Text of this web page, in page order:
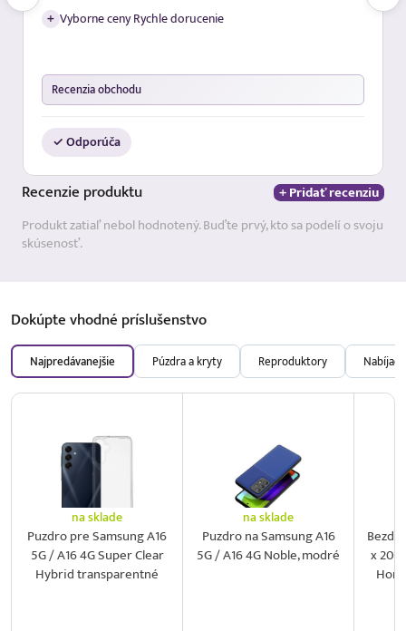
+ Vyborne ceny Rychle dorucenie
Recenzia obchodu
✓ Odporúča
Recenzie produktu
+ Pridať recenziu
Produkt zatiaľ nebol hodnotený. Buďte prvý, kto sa podelí o svoju
skúsenosť.
Dokúpte vhodné príslušenstvo
Najpredávanejšie Púzdra a kryty Reproduktory
na sklade
Puzdro pre Samsung A16
5G / A16 4G Super Clear
Hybrid transparentné
na sklade
Puzdro na Samsung A16
5G / A16 4G Noble, modré
x 20